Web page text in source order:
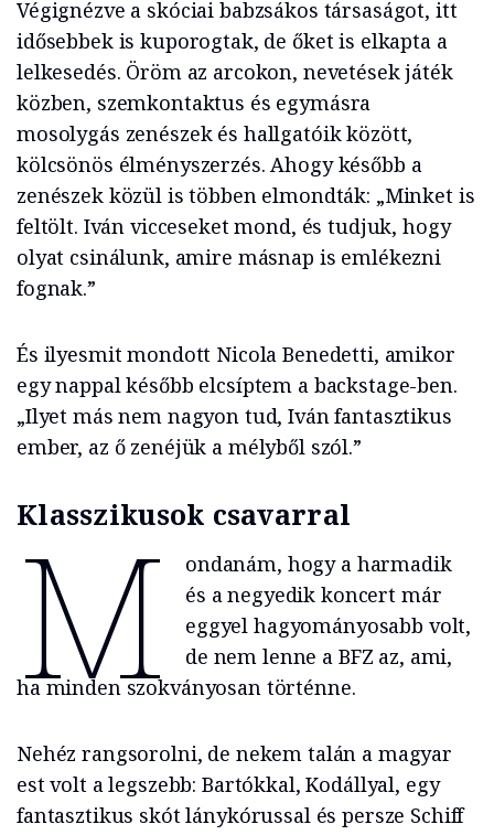
Végignézve a skóciai babzsákos társaságot, itt
idősebbek is kuporogtak, de őket is elkapta a
lelkesedés. Öröm az arcokon, nevetések játék
közben, szemkontaktus és egymásra
mosolygás zenészek és hallgatóik között,
kölcsönös élményszerzés. Ahogy később a
zenészek közül is többen elmondták: „Minket is
feltölt. Iván vicceseket mond, és tudjuk, hogy
olyat csinálunk, amire másnap is emlékezni
fognak.”
És ilyesmit mondott Nicola Benedetti, amikor
egy nappal később elcsíptem a backstage-ben.
„Ilyet más nem nagyon tud, Iván fantasztikus
ember, az ő zenéjük a mélyből szól.”
Klasszikusok csavarral
M
ondanám, hogy a harmadik
és a negyedik koncert már
eggyel hagyományosabb volt,
de nem lenne a BFZ az, ami,
ha minden szokványosan történne.
Nehéz rangsorolni, de nekem talán a magyar
est volt a legszebb: Bartókkal, Kodállyal, egy
fantasztikus skót lánykórussal és persze Schiff